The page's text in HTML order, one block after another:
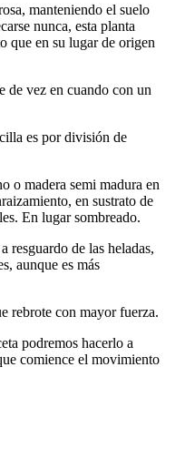
manteniendo el suelo
nunca, esta planta
que en su lugar de origen
de vez en cuando con un
es por división de
o madera semi madura en
en sustrato de
En lugar sombreado.
resguardo de las heladas,
aunque es más
rebrote con mayor fuerza.
podremos hacerlo a
comience el movimiento